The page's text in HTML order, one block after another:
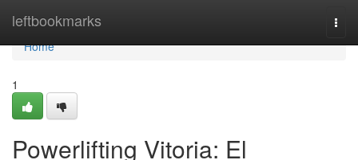
leftbookmarks
Home
Home
1
Powerlifting Vitoria: El